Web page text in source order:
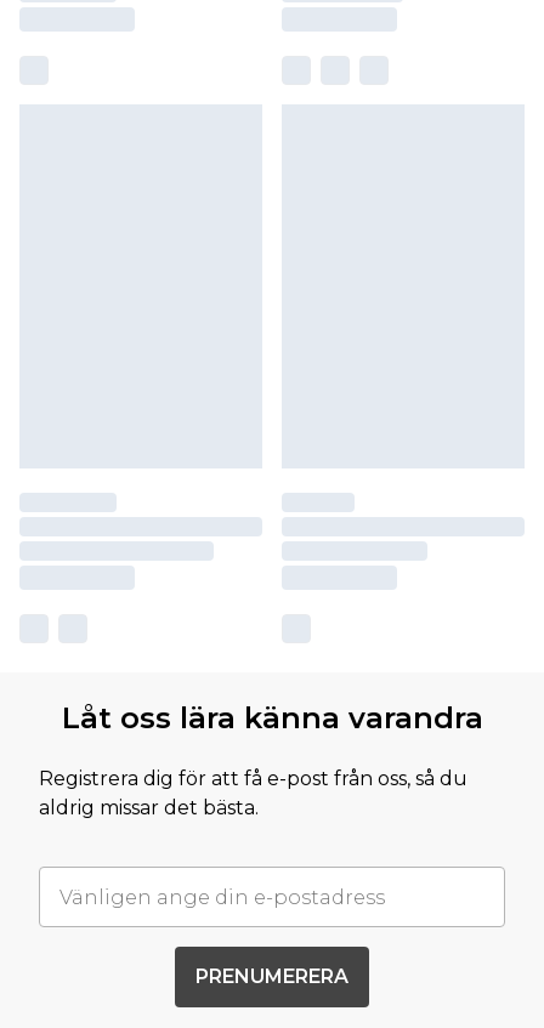
Låt oss lära känna varandra
Registrera dig för att få e-post från oss, så du
aldrig missar det bästa.
PRENUMERERA